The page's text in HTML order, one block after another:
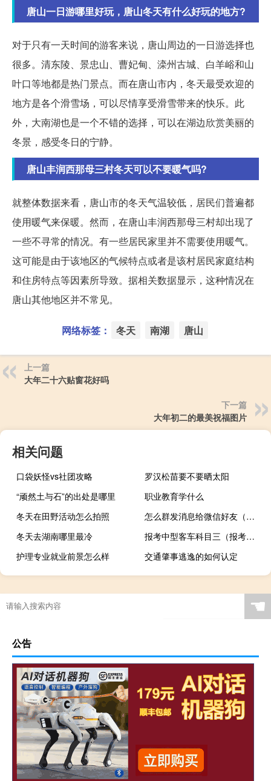
唐山一日游哪里好玩，唐山冬天有什么好玩的地方?
对于只有一天时间的游客来说，唐山周边的一日游选择也
很多。清东陵、景忠山、曹妃甸、滦州古城、白羊峪和山
叶口等地都是热门景点。而在唐山市内，冬天最受欢迎的
地方是各个滑雪场，可以尽情享受滑雪带来的快乐。此
外，大南湖也是一个不错的选择，可以在湖边欣赏美丽的
冬景，感受冬日的宁静。
唐山丰润西那母三村冬天可以不要暖气吗?
就整体数据来看，唐山市的冬天气温较低，居民们普遍都
使用暖气来保暖。然而，在唐山丰润西那母三村却出现了
一些不寻常的情况。有一些居民家里并不需要使用暖气。
这可能是由于该地区的气候特点或者是该村居民家庭结构
和住房特点等因素所导致。据相关数据显示，这种情况在
唐山其他地区并不常见。
网络标签： 冬天 南湖 唐山
上一篇
大年二十六贴窗花好吗
下一篇
大年初二的最美祝福图片
相关问题
口袋妖怪vs社团攻略
罗汉松苗要不要晒太阳
“顽然土与石”的出处是哪里
职业教育学什么
冬天在田野活动怎么拍照
怎么群发消息给微信好友（怎么群发）
冬天去湖南哪里最冷
报考中型客车科目三（报考大型客车准驾车型科目三考试的）
护理专业就业前景怎么样
交通肇事逃逸的如何认定
☚
公告